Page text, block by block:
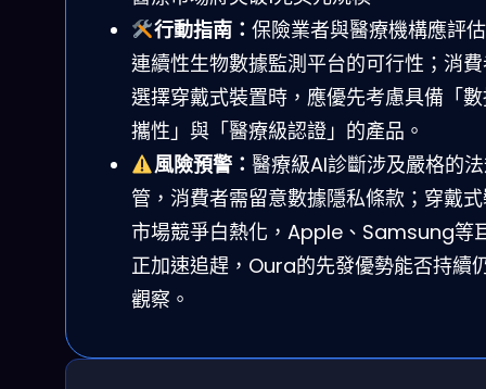
行動指南： 保險業者與醫療機構應評
連續性生物數據監測平台的可行性；消
選擇穿戴式裝置時，應優先考慮具備「
攜性」與「醫療級認證」的產品。
風險預警： 醫療級AI診斷涉及嚴格的
管，消費者需留意數據隱私條款；穿戴
市場競爭白熱化，Apple、Samsung等
正加速追趕，Oura的先發優勢能否持續
觀察。